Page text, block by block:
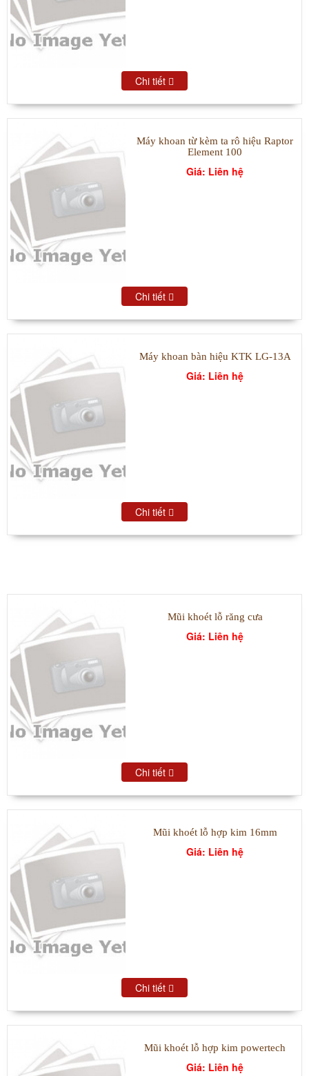
Chi tiết
Máy khoan từ kèm ta rô hiệu Raptor
Element 100
Giá: Liên hệ
Chi tiết
Máy khoan bàn hiệu KTK LG-13A
Giá: Liên hệ
Chi tiết
Mũi khoét lỗ răng cưa
Giá: Liên hệ
Chi tiết
Mũi khoét lỗ hợp kim 16mm
Giá: Liên hệ
Chi tiết
Mũi khoét lỗ hợp kim powertech
Giá: Liên hệ